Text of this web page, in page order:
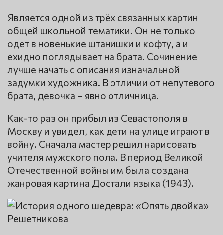
Является одной из трёх связанных картин
общей школьной тематики. Он не только
одет в новенькие штанишки и кофту, а и
ехидно поглядывает на брата. Сочинение
лучше начать с описания изначальной
задумки художника. В отличии от непутевого
брата, девочка – явно отличница.
Как-то раз он прибыл из Севастополя в
Москву и увидел, как дети на улице играют в
войну. Сначала мастер решил нарисовать
учителя мужского пола. В период Великой
Отечественной войны им была создана
жанровая картина Достали языка (1943).